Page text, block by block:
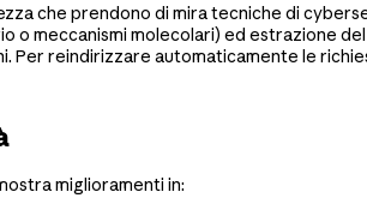
che prendono di mira tecniche di
o meccanismi molecolari) ed estrazione
Per reindirizzare automaticamente le
miglioramenti in: